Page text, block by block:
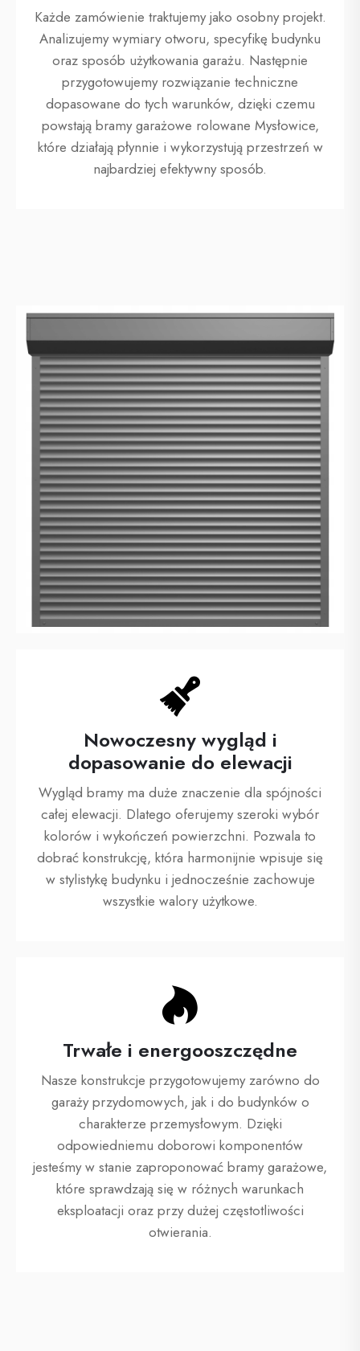
Każde zamówienie traktujemy jako osobny projekt.
Analizujemy wymiary otworu, specyfikę budynku
oraz sposób użytkowania garażu. Następnie
przygotowujemy rozwiązanie techniczne
dopasowane do tych warunków, dzięki czemu
powstają bramy garażowe rolowane Mysłowice,
które działają płynnie i wykorzystują przestrzeń w
najbardziej efektywny sposób.
Nowoczesny wygląd i
dopasowanie do elewacji
Wygląd bramy ma duże znaczenie dla spójności
całej elewacji. Dlatego oferujemy szeroki wybór
kolorów i wykończeń powierzchni. Pozwala to
dobrać konstrukcję, która harmonijnie wpisuje się
w stylistykę budynku i jednocześnie zachowuje
wszystkie walory użytkowe.
Trwałe i energooszczędne
Nasze konstrukcje przygotowujemy zarówno do
garaży przydomowych, jak i do budynków o
charakterze przemysłowym. Dzięki
odpowiedniemu doborowi komponentów
jesteśmy w stanie zaproponować bramy garażowe,
które sprawdzają się w różnych warunkach
eksploatacji oraz przy dużej częstotliwości
otwierania.